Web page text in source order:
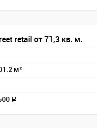
retail от 71,3 кв. м.
м²
a